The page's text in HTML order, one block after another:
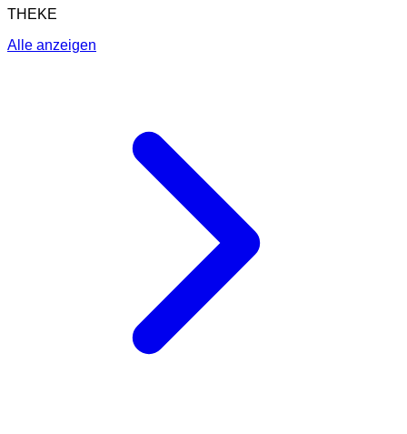
THEKE
Alle anzeigen